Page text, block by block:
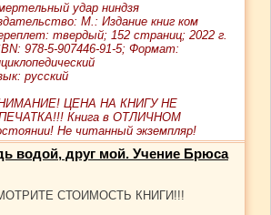
удар ниндзя
М.: Издание книг ком
твердый; 152 страниц; 2022 г.
978-5-907446-91-5; Формат:
русский
ЦЕНА НА КНИГУ НЕ
Книга в ОТЛИЧНОМ
Не читанный экземпляр!
водой, друг мой. Учение Брюса
СТОИМОСТЬ КНИГИ!!!